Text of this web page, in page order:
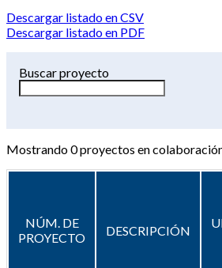
Descargar listado en CSV
Descargar listado en PDF
Buscar proyecto
Mostrando0proyectos en
NÚM. DE
PROYECTO
DESCRIPCIÓN